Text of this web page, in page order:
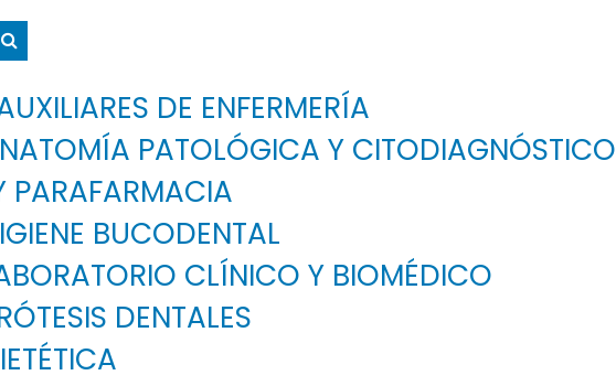
Search courses
DE ENFERMERÍA
PATOLÓGICA Y CITODIAGNÓSTICO
PARAFARMACIA
BUCODENTAL
CLÍNICO Y BIOMÉDICO
DENTALES